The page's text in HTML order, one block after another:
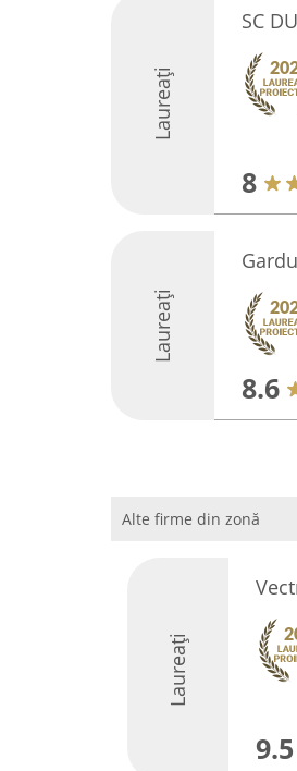
Laureați
SC
8
Laureați
8.6
Alte firme din zonă
Laureați
9.5